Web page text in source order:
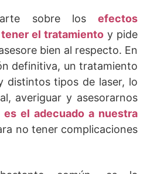
sobre los efectos
el tratamiento y pide
bien al respecto. En
definitiva, un tratamiento
distintos tipos de laser, lo
averiguar y asesorarnos
es el adecuado a nuestra
no tener complicaciones